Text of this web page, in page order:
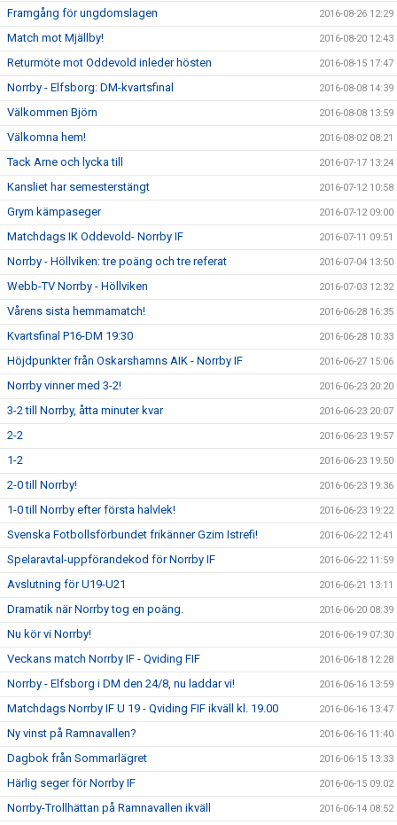
Framgång för ungdomslagen 2016-08-26 12:29
Match mot Mjällby! 2016-08-20 12:43
Returmöte mot Oddevold inleder hösten 2016-08-15 17:47
Norrby - Elfsborg: DM-kvartsfinal 2016-08-08 14:39
Välkommen Björn 2016-08-08 13:59
Välkomna hem! 2016-08-02 08:21
Tack Arne och lycka till 2016-07-17 13:24
Kansliet har semesterstängt 2016-07-12 10:58
Grym kämpaseger 2016-07-12 09:00
Matchdags IK Oddevold- Norrby IF 2016-07-11 09:51
Norrby - Höllviken: tre poäng och tre referat 2016-07-04 13:50
Webb-TV Norrby - Höllviken 2016-07-03 12:32
Vårens sista hemmamatch! 2016-06-28 16:35
Kvartsfinal P16-DM 19:30 2016-06-28 10:33
Höjdpunkter från Oskarshamns AIK - Norrby IF 2016-06-27 15:06
Norrby vinner med 3-2! 2016-06-23 20:20
3-2 till Norrby, åtta minuter kvar 2016-06-23 20:07
2-2 2016-06-23 19:57
1-2 2016-06-23 19:50
2-0 till Norrby! 2016-06-23 19:36
1-0 till Norrby efter första halvlek! 2016-06-23 19:22
Svenska Fotbollsförbundet frikänner Gzim Istrefi! 2016-06-22 12:41
Spelaravtal-uppförandekod för Norrby IF 2016-06-22 11:59
Avslutning för U19-U21 2016-06-21 13:11
Dramatik när Norrby tog en poäng. 2016-06-20 08:39
Nu kör vi Norrby! 2016-06-19 07:30
Veckans match Norrby IF - Qviding FIF 2016-06-18 12:28
Norrby - Elfsborg i DM den 24/8, nu laddar vi! 2016-06-16 13:59
Matchdags Norrby IF U 19 - Qviding FIF ikväll kl. 19.00 2016-06-16 13:47
Ny vinst på Ramnavallen? 2016-06-16 11:40
Dagbok från Sommarlägret 2016-06-15 13:33
Härlig seger för Norrby IF 2016-06-15 09:02
Norrby-Trollhättan på Ramnavallen ikväll 2016-06-14 08:52